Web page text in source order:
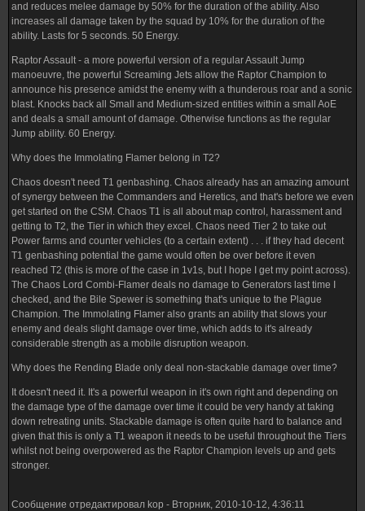
and reduces melee damage by 50% for the duration of the ability. Also
increases all damage taken by the squad by 10% for the duration of the
ability. Lasts for 5 seconds. 50 Energy.
Raptor Assault - a more powerful version of a regular Assault Jump
manoeuvre, the powerful Screaming Jets allow the Raptor Champion to
announce his presence amidst the enemy with a thunderous roar and a sonic
blast. Knocks back all Small and Medium-sized entities within a small AoE
and deals a small amount of damage. Otherwise functions as the regular
Jump ability. 60 Energy.
Why does the Immolating Flamer belong in T2?
Chaos doesn't need T1 genbashing. Chaos already has an amazing amount
of synergy between the Commanders and Heretics, and that's before we even
get started on the CSM. Chaos T1 is all about map control, harassment and
getting to T2, the Tier in which they excel. Chaos need Tier 2 to take out
Power farms and counter vehicles (to a certain extent) . . . if they had decent
T1 genbashing potential the game would often be over before it even
reached T2 (this is more of the case in 1v1s, but I hope I get my point across).
The Chaos Lord Combi-Flamer deals no damage to Generators last time I
checked, and the Bile Spewer is something that's unique to the Plague
Champion. The Immolating Flamer also grants an ability that slows your
enemy and deals slight damage over time, which adds to it's already
considerable strength as a mobile disruption weapon.
Why does the Rending Blade only deal non-stackable damage over time?
It doesn't need it. It's a powerful weapon in it's own right and depending on
the damage type of the damage over time it could be very handy at taking
down retreating units. Stackable damage is often quite hard to balance and
given that this is only a T1 weapon it needs to be useful throughout the Tiers
whilst not being overpowered as the Raptor Champion levels up and gets
stronger.
Сообщение отредактировал kop - Вторник, 2010-10-12, 4:36:11